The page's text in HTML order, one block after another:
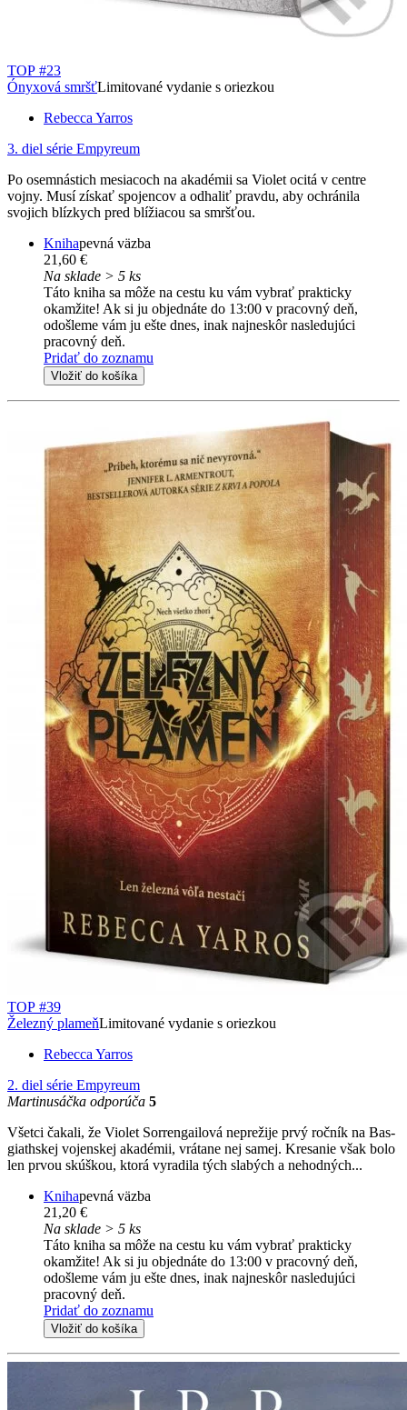
TOP #23
Ónyxová smršťLimitované vydanie s oriezkou
Rebecca Yarros
3. diel série Empyreum
Po osemnástich mesiacoch na akadémii sa Violet ocitá v centre
vojny. Musí získať spojencov a odhaliť pravdu, aby ochránila
svojich blízkych pred blížiacou sa smršťou.
Knihapevná väzba
21,60 €
Na sklade > 5 ks
Táto kniha sa môže na cestu ku vám vybrať prakticky
okamžite! Ak si ju objednáte do 13:00 v pracovný deň,
odošleme vám ju ešte dnes, inak najneskôr nasledujúci
pracovný deň.
Pridať do zoznamu
Vložiť do košíka
TOP #39
Železný plameňLimitované vydanie s oriezkou
Rebecca Yarros
2. diel série Empyreum
Martinusáčka odporúča 5
Všetci čakali, že Violet Sorrengailová neprežije prvý ročník na Bas­
giathskej vojenskej akadémii, vrátane nej samej. Kresanie však bolo
len prvou skúškou, ktorá vyradila tých slabých a nehodných...
Knihapevná väzba
21,20 €
Na sklade > 5 ks
Táto kniha sa môže na cestu ku vám vybrať prakticky
okamžite! Ak si ju objednáte do 13:00 v pracovný deň,
odošleme vám ju ešte dnes, inak najneskôr nasledujúci
pracovný deň.
Pridať do zoznamu
Vložiť do košíka